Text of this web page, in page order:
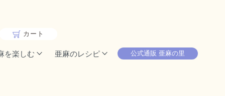
カート
を楽しむ 亜麻のレシピ 公式通販 亜麻の里